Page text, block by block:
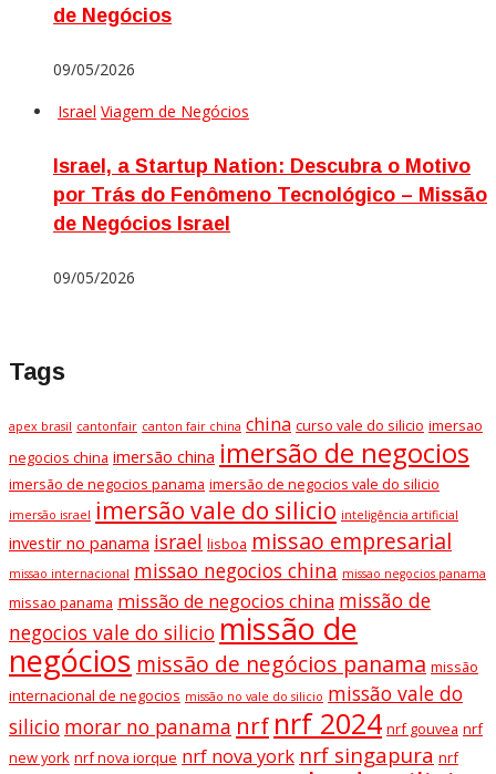
de Negócios
09/05/2026
Israel Viagem de Negócios
Israel, a Startup Nation: Descubra o Motivo
por Trás do Fenômeno Tecnológico – Missão
de Negócios Israel
09/05/2026
Tags
apex brasil cantonfair canton fair china china curso vale do silicio imersao
negocios china imersão china imersão de negocios
imersão de negocios panama imersão de negocios vale do silicio
imersão israel imersão vale do silicio inteligência artificial
investir no panama israel lisboa missao empresarial
missao internacional missao negocios china missao negocios panama
missao panama missão de negocios china missão de
negocios vale do silicio missão de
negócios missão de negócios panama missão
internacional de negocios missão no vale do silicio missão vale do
silicio morar no panama nrf nrf 2024 nrf gouvea nrf
new york nrf nova iorque nrf nova york nrf singapura nrf